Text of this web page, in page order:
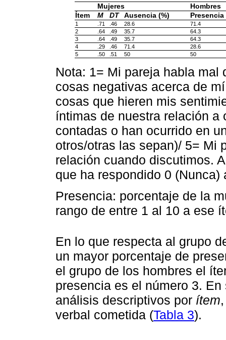
Mujeres
Hombres
Ítem
M DT Ausencia (%) Presencia
1 .71 .46 28.6
71.4
2
.64 .49 35.7
64.3
3
.64 .49 35.7
64.3
4
.29 .46 71.4
28.6
5
.50 .51 50 50
Nota: 1= Mi pareja habla
cosas negativas acerca de
cosas que hieren mis
íntimas de nuestra relación a
contadas o han ocurrido en
otros/otras las sepan)/ 5= Mi
relación cuando discutimos.
que ha respondido 0 (Nunca)
Presencia: porcentaje de la
rango de entre 1 al 10 a ese
En lo que respecta al grupo
un mayor porcentaje de
el grupo de los hombres el
presencia es el número 3.
análisis descriptivos por ítem
verbal cometida (Tabla 3).